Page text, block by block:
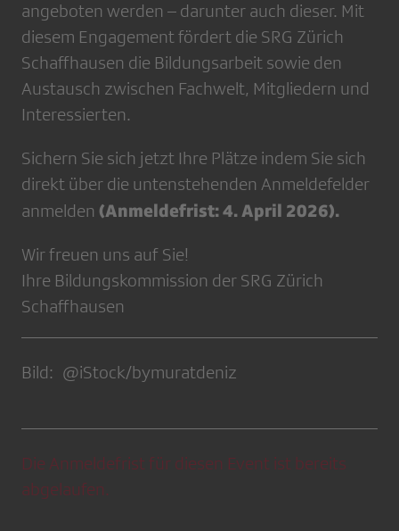
angeboten werden – darunter auch dieser. Mit
diesem Engagement fördert die SRG Zürich
Schaffhausen die Bildungsarbeit sowie den
Austausch zwischen Fachwelt, Mitgliedern und
Interessierten.
Sichern Sie sich jetzt Ihre Plätze indem Sie sich
direkt über die untenstehenden Anmeldefelder
anmelden (Anmeldefrist: 4. April 2026).
Wir freuen uns auf Sie!
Ihre Bildungskommission der SRG Zürich
Schaffhausen
Bild: @iStock/bymuratdeniz
Die Anmeldefrist für diesen Event ist bereits
abgelaufen.